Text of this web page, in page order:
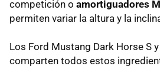
competición o amortiguadores
permiten variar la altura y la
Los Ford Mustang Dark Horse S
comparten todos estos